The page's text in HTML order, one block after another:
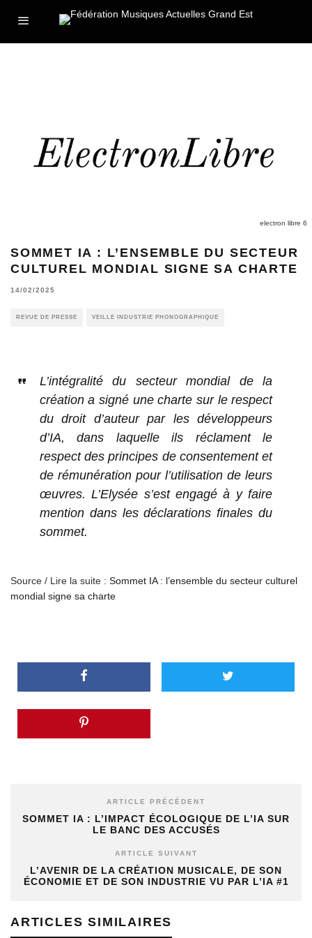
electron libre 6
SOMMET IA : L’ENSEMBLE DU SECTEUR
CULTUREL MONDIAL SIGNE SA CHARTE
14/02/2025
REVUE DE PRESSE VEILLE INDUSTRIE PHONOGRAPHIQUE
L’intégralité du secteur mondial de la
création a signé une charte sur le respect
du droit d’auteur par les développeurs
d’IA, dans laquelle ils réclament le
respect des principes de consentement et
de rémunération pour l’utilisation de leurs
œuvres. L’Elysée s’est engagé à y faire
mention dans les déclarations finales du
sommet.
Source / Lire la suite : Sommet IA : l’ensemble du secteur culturel
mondial signe sa charte
ARTICLE PRÉCÉDENT
SOMMET IA : L’IMPACT ÉCOLOGIQUE DE L’IA SUR
LE BANC DES ACCUSÉS
ARTICLE SUIVANT
L’AVENIR DE LA CRÉATION MUSICALE, DE SON
ÉCONOMIE ET DE SON INDUSTRIE VU PAR L’IA #1
ARTICLES SIMILAIRES